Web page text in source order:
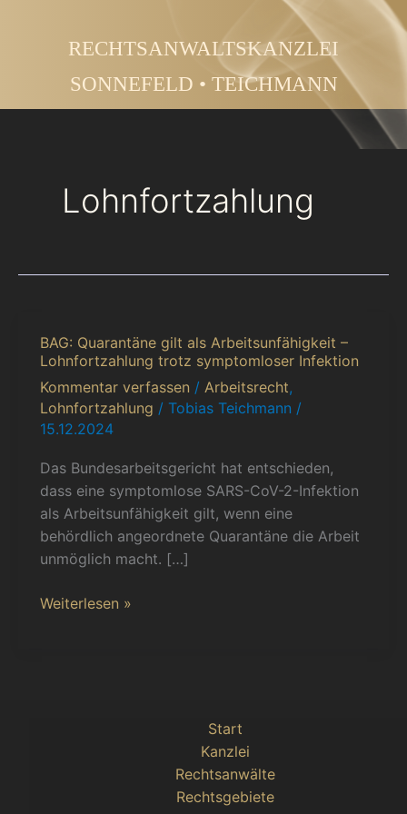
RECHTSANWALTSKANZLEI
SONNEFELD • TEICHMANN
Lohnfortzahlung
BAG: Quarantäne gilt als Arbeitsunfähigkeit –
Lohnfortzahlung trotz symptomloser Infektion
Kommentar verfassen / Arbeitsrecht,
Lohnfortzahlung / Tobias Teichmann /
15.12.2024
Das Bundesarbeitsgericht hat entschieden,
dass eine symptomlose SARS-CoV-2-Infektion
als Arbeitsunfähigkeit gilt, wenn eine
behördlich angeordnete Quarantäne die Arbeit
unmöglich macht. […]
BAG:
Quarantäne
gilt
als
Arbeitsunfähigkeit
Weiterlesen »
Start
Kanzlei
Rechtsanwälte
Rechtsgebiete